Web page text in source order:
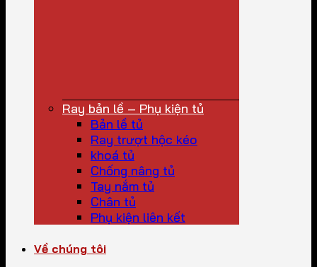
Ray bản lề – Phụ kiện tủ
Bản lề tủ
Ray trượt hộc kéo
khoá tủ
Chống nâng tủ
Tay nắm tủ
Chân tủ
Phụ kiện liên kết
Về chúng tôi